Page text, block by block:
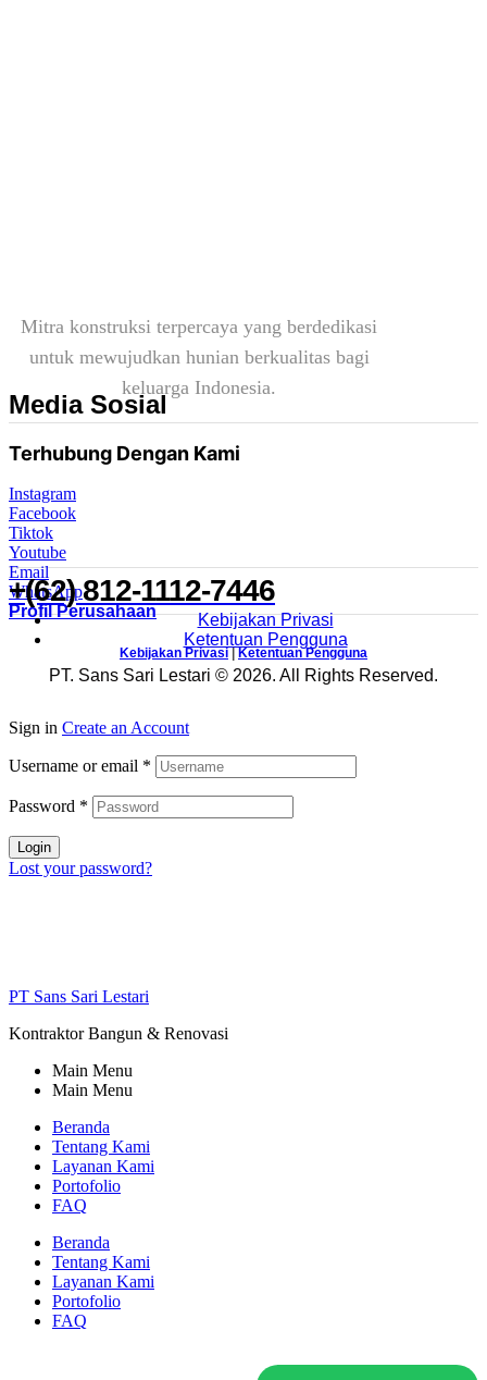
Mitra konstruksi terpercaya yang berdedikasi
untuk mewujudkan hunian berkualitas bagi
keluarga Indonesia.
Media Sosial
Terhubung Dengan Kami
Instagram
Facebook
Tiktok
Youtube
Email
WhatsApp
Profil Perusahaan
+(62) 812-1112-7446
Kebijakan Privasi
Ketentuan Pengguna
Kebijakan Privasi Ketentuan Pengguna
PT. Sans Sari Lestari © 2026. All Rights Reserved.
Sign in Create an Account
Username or email *
Password *
Login
Lost your password?
PT Sans Sari Lestari
Kontraktor Bangun & Renovasi
Main Menu
Main Menu
Beranda
Tentang Kami
Layanan Kami
Portofolio
FAQ
Beranda
Tentang Kami
Layanan Kami
Portofolio
FAQ